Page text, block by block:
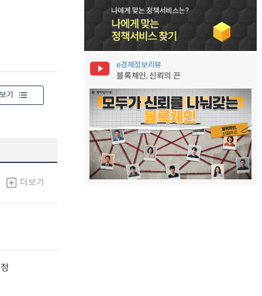
기
더보기
e경제정보리뷰
블록체인, 신뢰의 끈